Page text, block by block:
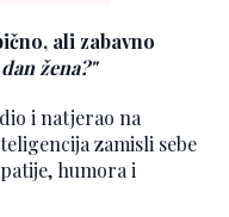
ali zabavno
žena?"
i natjerao na
zamisli sebe
humora i